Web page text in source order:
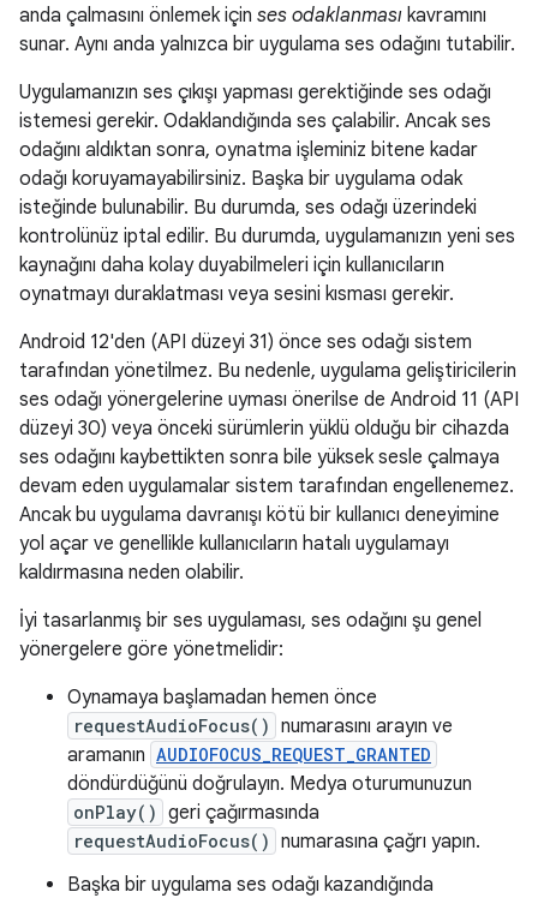
anda çalmasını önlemek için ses odaklanması kavramını
sunar. Aynı anda yalnızca bir uygulama ses odağını tutabilir.
Uygulamanızın ses çıkışı yapması gerektiğinde ses odağı
istemesi gerekir. Odaklandığında ses çalabilir. Ancak ses
odağını aldıktan sonra, oynatma işleminiz bitene kadar
odağı koruyamayabilirsiniz. Başka bir uygulama odak
isteğinde bulunabilir. Bu durumda, ses odağı üzerindeki
kontrolünüz iptal edilir. Bu durumda, uygulamanızın yeni ses
kaynağını daha kolay duyabilmeleri için kullanıcıların
oynatmayı duraklatması veya sesini kısması gerekir.
Android 12'den (API düzeyi 31) önce ses odağı sistem
tarafından yönetilmez. Bu nedenle, uygulama geliştiricilerin
ses odağı yönergelerine uyması önerilse de Android 11 (API
düzeyi 30) veya önceki sürümlerin yüklü olduğu bir cihazda
ses odağını kaybettikten sonra bile yüksek sesle çalmaya
devam eden uygulamalar sistem tarafından engellenemez.
Ancak bu uygulama davranışı kötü bir kullanıcı deneyimine
yol açar ve genellikle kullanıcıların hatalı uygulamayı
kaldırmasına neden olabilir.
İyi tasarlanmış bir ses uygulaması, ses odağını şu genel
yönergelere göre yönetmelidir:
Oynamaya başlamadan hemen önce
requestAudioFocus() numarasını arayın ve
aramanın AUDIOFOCUS_REQUEST_GRANTED
döndürdüğünü doğrulayın. Medya oturumunuzun
onPlay() geri çağırmasında
requestAudioFocus() numarasına çağrı yapın.
Başka bir uygulama ses odağı kazandığında